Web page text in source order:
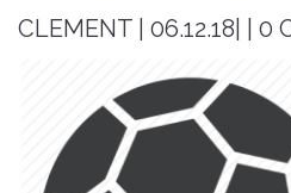
CLEMENT | 06.12.18| | 0